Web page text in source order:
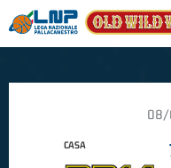
08/
CASA